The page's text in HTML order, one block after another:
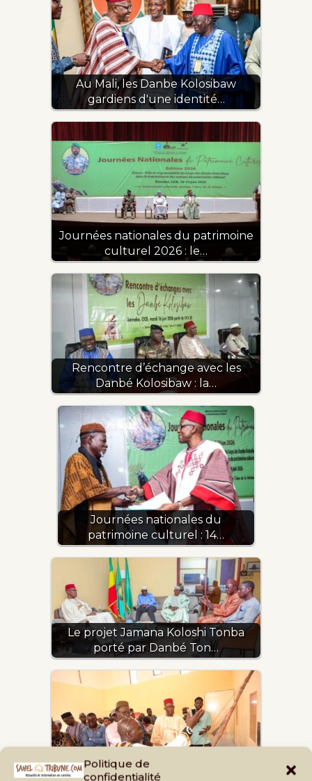
Politique de
confidentialité
Au Mali, les Danbe Kolosibaw
gardiens d'une identité…
Journées nationales du patrimoine
culturel 2026 : le…
Rencontre d’échange avec les
Danbé Kolosibaw : la…
Journées nationales du
patrimoine culturel : 14…
Le projet Jamana Koloshi Tonba
porté par Danbé Ton…